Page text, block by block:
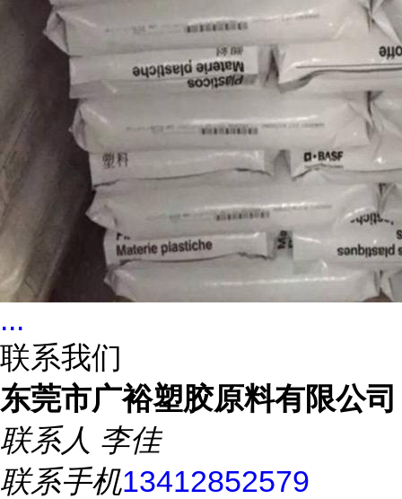
...
联系我们
东莞市广裕塑胶原料有限公司
联系人 李佳
联系手机13412852579